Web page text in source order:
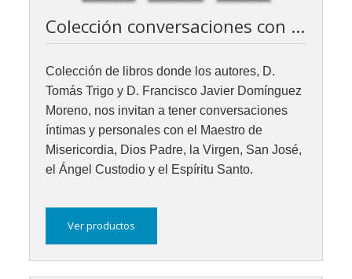
Colección conversaciones con ...
Colección de libros donde los autores, D.
Tomás Trigo y D. Francisco Javier Domínguez
Moreno, nos invitan a tener conversaciones
íntimas y personales con el Maestro de
Misericordia, Dios Padre, la Virgen, San José,
el Ángel Custodio y el Espíritu Santo.
Ver productos